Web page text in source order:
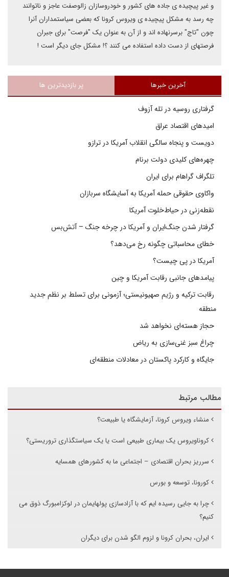
و غیر پیچیده ی جاده های کشور و خودروسازان زالوصفت عاجز و ناتوانند
چه رسد به مشکل پیچیده ی ویروس کرونا که بعضی سیاستمداران آنرا
چون "تاج" برسرنهاده اند و از آن به عنوان یک "فرصت" برای جبران
فرصتهای از دست داده استفاده می کنند ؟! مشکل جای دیگر است !
آخرین خبرها پر بازدیدترین ها
گرفتاری روسیه در تله آزوف
امیدهای اقتصاد عراق
دویست و پنجاه سالگی انقلاب آمریکا در ترازو
چهره‌های کلیدی دولت برنام
تلگراف گراهام برای ایران
واکاوی حقوقی حمله آمریکا به آسایشگاه سربازان
نقطه‌زنی در حیاط‌خلوت آمریکا
گرفتار شدن جنگ‌ایران و آمریکا در چرخه جنگ – آتش‌بس
خطای محاسباتی چگونه رخ می‌دهد؟
آمریکا در پی چیست؟
پیامدهای جانبی رقابت آمریکا و چین
رقابت ترکیه و رژیم صهیونیستی؛ آزمونی برای تسلط بر نظم جدید
منطقه
حجاز هسته‌ای نخواهد شد
چراغ سبز غنی‌سازی به ریاض
جایگاه و کارکرد پاکستان در معادلات منطقه‌ای
مطالب مرتبط
منشاء ویروس کرونا، آزمایشگاه یا طبیعت؟
کروناویروس یک بیماری طبیعی است یا یک سیاستگذاری تروریستی؟
سرریز بحران اقتصادی – اجتماعی ما به کشورهای همسایه
کورونا، توسعه و بورس
چرا به جایی رسیده ایم که با آزادسازی پولهایمان در لوکزامبورگ ذوق می
کنیم؟
ایران، بحران کرونا و لزوم الگو شدن برای دیگران